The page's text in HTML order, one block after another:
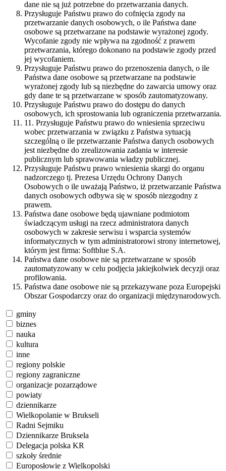
dane nie są już potrzebne do przetwarzania danych.
Przysługuje Państwu prawo do cofnięcia zgody na
przetwarzanie danych osobowych, o ile Państwa dane
osobowe są przetwarzane na podstawie wyrażonej zgody.
Wycofanie zgody nie wpływa na zgodność z prawem
przetwarzania, którego dokonano na podstawie zgody przed
jej wycofaniem.
Przysługuje Państwu prawo do przenoszenia danych, o ile
Państwa dane osobowe są przetwarzane na podstawie
wyrażonej zgody lub są niezbędne do zawarcia umowy oraz
gdy dane te są przetwarzane w sposób zautomatyzowany.
Przysługuje Państwu prawo do dostępu do danych
osobowych, ich sprostowania lub ograniczenia przetwarzania.
11. Przysługuje Państwu prawo do wniesienia sprzeciwu
wobec przetwarzania w związku z Państwa sytuacją
szczególną o ile przetwarzanie Państwa danych osobowych
jest niezbędne do zrealizowania zadania w interesie
publicznym lub sprawowania władzy publicznej.
Przysługuje Państwu prawo wniesienia skargi do organu
nadzorczego tj. Prezesa Urzędu Ochrony Danych
Osobowych o ile uważają Państwo, iż przetwarzanie Państwa
danych osobowych odbywa się w sposób niezgodny z
prawem.
Państwa dane osobowe będą ujawniane podmiotom
świadczącym usługi na rzecz administratora danych
osobowych w zakresie serwisu i wsparcia systemów
informatycznych w tym administratorowi strony internetowej,
którym jest firma: Softblue S.A.
Państwa dane osobowe nie są przetwarzane w sposób
zautomatyzowany w celu podjęcia jakiejkolwiek decyzji oraz
profilowania.
Państwa dane osobowe nie są przekazywane poza Europejski
Obszar Gospodarczy oraz do organizacji międzynarodowych.
gminy
biznes
nauka
kultura
inne
regiony polskie
regiony zagraniczne
organizacje pozarządowe
powiaty
dziennikarze
Wielkopolanie w Brukseli
Radni Sejmiku
Dziennikarze Bruksela
Delegacja polska KR
szkoły średnie
Europosłowie z Wielkopolski